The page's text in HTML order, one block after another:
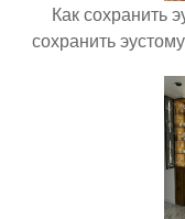
Как сохранить
сохранить